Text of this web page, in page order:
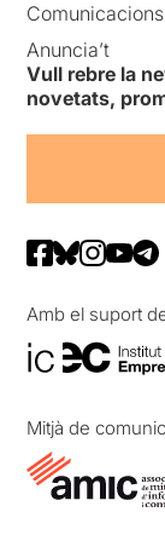
Anuncia’t
Vull rebre la
novetats,
Amb el suport
Mitjà de